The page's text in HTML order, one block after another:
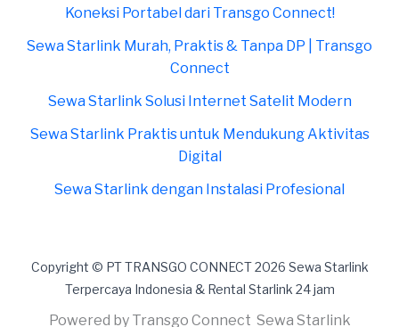
Koneksi Portabel dari Transgo Connect!
Sewa Starlink Murah, Praktis & Tanpa DP | Transgo
Connect
Sewa Starlink Solusi Internet Satelit Modern
Sewa Starlink Praktis untuk Mendukung Aktivitas
Digital
Sewa Starlink dengan Instalasi Profesional
Copyright © PT TRANSGO CONNECT 2026 Sewa Starlink
Terpercaya Indonesia & Rental Starlink 24 jam
Powered by Transgo Connect Sewa Starlink